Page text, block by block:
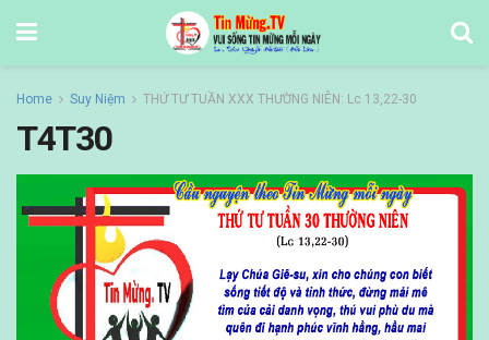
Home Suy Niệm THỨ TƯ TUẦN XXX THƯỜNG NIÊN: Lc 13,22-30
T4T30